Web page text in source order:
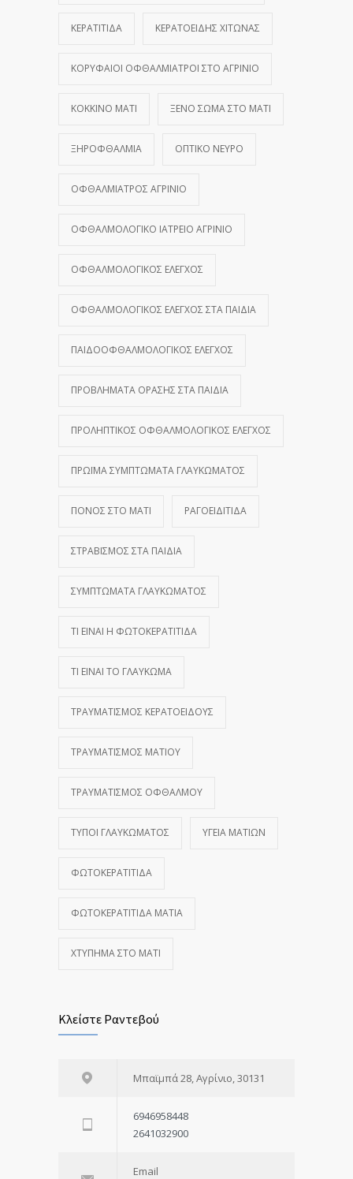
ΚΕΡΑΤΊΤΙΔΑ ΚΕΡΑΤΟΕΙΔΉΣ ΧΙΤΏΝΑΣ
ΚΟΡΥΦΑΊΟΙ ΟΦΘΑΛΜΊΑΤΡΟΙ ΣΤΟ ΑΓΡΊΝΙΟ
ΚΌΚΚΙΝΟ ΜΆΤΙ ΞΈΝΟ ΣΏΜΑ ΣΤΟ ΜΆΤΙ
ΞΗΡΟΦΘΑΛΜΊΑ ΟΠΤΙΚΌ ΝΕΎΡΟ
ΟΦΘΑΛΜΊΑΤΡΟΣ ΑΓΡΊΝΙΟ
ΟΦΘΑΛΜΟΛΟΓΙΚΌ ΙΑΤΡΕΊΟ ΑΓΡΊΝΙΟ
ΟΦΘΑΛΜΟΛΟΓΙΚΌΣ ΈΛΕΓΧΟΣ
ΟΦΘΑΛΜΟΛΟΓΙΚΌΣ ΈΛΕΓΧΟΣ ΣΤΑ ΠΑΙΔΙΆ
ΠΑΙΔΟΟΦΘΑΛΜΟΛΟΓΙΚΌΣ ΈΛΕΓΧΟΣ
ΠΡΟΒΛΉΜΑΤΑ ΌΡΑΣΗΣ ΣΤΑ ΠΑΙΔΙΆ
ΠΡΟΛΗΠΤΙΚΌΣ ΟΦΘΑΛΜΟΛΟΓΙΚΌΣ ΈΛΕΓΧΟΣ
ΠΡΏΙΜΑ ΣΥΜΠΤΏΜΑΤΑ ΓΛΑΥΚΏΜΑΤΟΣ
ΠΌΝΟΣ ΣΤΟ ΜΆΤΙ ΡΑΓΟΕΙΔΊΤΙΔΑ
ΣΤΡΑΒΙΣΜΌΣ ΣΤΑ ΠΑΙΔΙΆ
ΣΥΜΠΤΏΜΑΤΑ ΓΛΑΥΚΏΜΑΤΟΣ
ΤΙ ΕΊΝΑΙ Η ΦΩΤΟΚΕΡΑΤΊΤΙΔΑ
ΤΙ ΕΊΝΑΙ ΤΟ ΓΛΑΎΚΩΜΑ
ΤΡΑΥΜΑΤΙΣΜΌΣ ΚΕΡΑΤΟΕΙΔΟΎΣ
ΤΡΑΥΜΑΤΙΣΜΌΣ ΜΑΤΙΟΎ
ΤΡΑΥΜΑΤΙΣΜΌΣ ΟΦΘΑΛΜΟΎ
ΤΎΠΟΙ ΓΛΑΥΚΏΜΑΤΟΣ ΥΓΕΊΑ ΜΑΤΙΏΝ
ΦΩΤΟΚΕΡΑΤΊΤΙΔΑ
ΦΩΤΟΚΕΡΑΤΊΤΙΔΑ ΜΆΤΙΑ
ΧΤΎΠΗΜΑ ΣΤΟ ΜΆΤΙ
Κλείστε Ραντεβού
Μπαϊμπά 28, Αγρίνιο, 30131
6946958448
2641032900
Email